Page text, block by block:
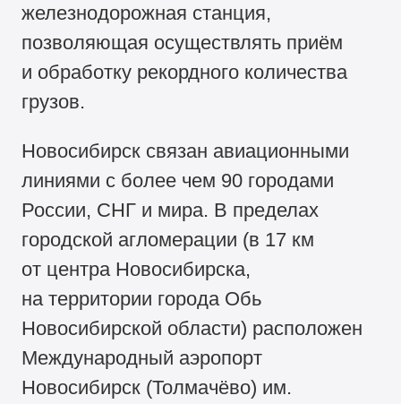
железнодорожная станция,
позволяющая осуществлять приём
и обработку рекордного количества
грузов.
Новосибирск связан авиационными
линиями с более чем 90 городами
России, СНГ и мира. В пределах
городской агломерации (в 17 км
от центра Новосибирска,
на территории города Обь
Новосибирской области) расположен
Международный аэропорт
Новосибирск (Толмачёво) им.